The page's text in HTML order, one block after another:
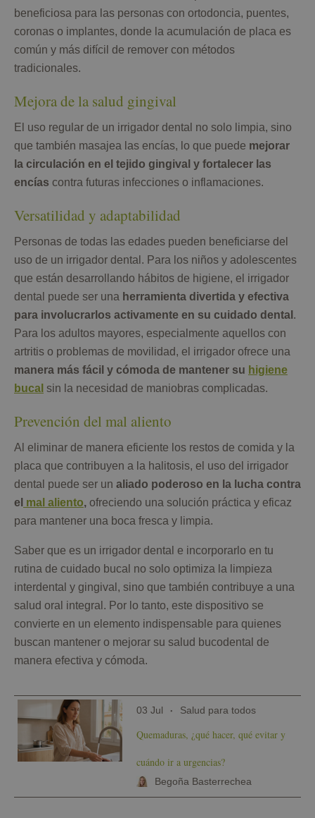
beneficiosa para las personas con ortodoncia, puentes,
coronas o implantes, donde la acumulación de placa es
común y más difícil de remover con métodos
tradicionales.
Mejora de la salud gingival
El uso regular de un irrigador dental no solo limpia, sino
que también masajea las encías, lo que puede mejorar
la circulación en el tejido gingival y fortalecer las
encías contra futuras infecciones o inflamaciones.
Versatilidad y adaptabilidad
Personas de todas las edades pueden beneficiarse del
uso de un irrigador dental. Para los niños y adolescentes
que están desarrollando hábitos de higiene, el irrigador
dental puede ser una herramienta divertida y efectiva
para involucrarlos activamente en su cuidado dental .
Para los adultos mayores, especialmente aquellos con
artritis o problemas de movilidad, el irrigador ofrece una
manera más fácil y cómoda de mantener su higiene
bucal sin la necesidad de maniobras complicadas.
Prevención del mal aliento
Al eliminar de manera eficiente los restos de comida y la
placa que contribuyen a la halitosis, el uso del irrigador
dental puede ser un aliado poderoso en la lucha contra
el mal aliento, ofreciendo una solución práctica y eficaz
para mantener una boca fresca y limpia.
Saber que es un irrigador dental e incorporarlo en tu
rutina de cuidado bucal no solo optimiza la limpieza
interdental y gingival, sino que también contribuye a una
salud oral integral. Por lo tanto, este dispositivo se
convierte en un elemento indispensable para quienes
buscan mantener o mejorar su salud bucodental de
manera efectiva y cómoda.
03 Jul Salud para todos
Quemaduras, ¿qué hacer, qué evitar y
cuándo ir a urgencias?
Begoña Basterrechea